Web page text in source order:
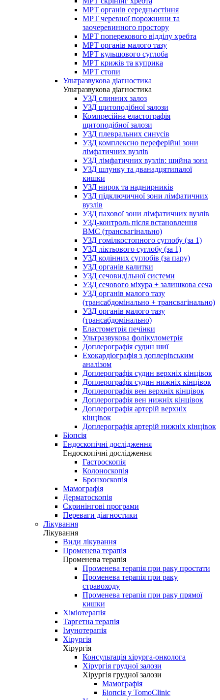
МРТ органів середньостіння
МРТ черевної порожнини та
заочеревинного простору
МРТ поперекового відділу хребта
МРТ органів малого тазу
МРТ кульшового суглоба
МРТ крижів та куприка
МРТ стопи
Ультразвукова діагностика
Ультразвукова діагностика
УЗД слинних залоз
УЗД щитоподібної залози
Компресійна еластографія
щитоподібної залози
УЗД плевральних синусів
УЗД комплексно переферійні зони
лімфатичних вузлів
УЗД лімфатичних вузлів: шийна зона
УЗД шлунку та дванадцятипалої
кишки
УЗД нирок та наднирників
УЗД підключичної зони лімфатичних
вузлів
УЗД пахової зони лімфатичних вузлів
УЗД-контроль після встановлення
ВМС (трансвагінально)
УЗД гомілкостопного суглобу (за 1)
УЗД ліктьового суглобу (за 1)
УЗД колінних суглобів (за пару)
УЗД органів калитки
УЗД сечовидільної системи
УЗД сечового міхура + залишкова сеча
УЗД органів малого тазу
(трансабдомінально + трансвагінально)
УЗД органів малого тазу
(трансабдомінально)
Еластометрія печінки
Ультразвукова фолікулометрія
Доплерографія судин шиї
Ехокардіографія з доплерівським
аналізом
Доплерографія судин верхніх кінцівок
Доплерографія судин нижніх кінцівок
Доплерографія вен верхніх кінцівок
Доплерографія вен нижніх кінцівок
Доплерографія артерій верхніх
кінцівок
Доплерографія артерій нижніх кінцівок
Біопсія
Ендоскопічні дослідження
Ендоскопічні дослідження
Гастроскопія
Колоноскопія
Бронхоскопія
Мамографія
Дерматоскопія
Скринінгові програми
Переваги діагностики
Лікування
Лікування
Види лікування
Променева терапія
Променева терапія
Променева терапія при раку простати
Променева терапія при раку
стравоходу
Променева терапія при раку прямої
кишки
Хіміотерапія
Таргетна терапія
Імунотерапія
Хірургія
Хірургія
Консультація хірурга-онколога
Хірургія грудної залози
Хірургія грудної залози
Мамографія
Біопсія у TomoClinic